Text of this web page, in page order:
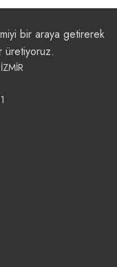
bir araya getirerek
üretiyoruz.